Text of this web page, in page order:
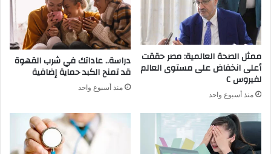
ممثل الصحة العالمية: مصر حققت
أعلى انخفاض على مستوى العالم
لفيروس C
منذ أسبوع واحد
دراسة.. عاداتك في شرب القهوة
قد تمنح الكبد حماية إضافية
منذ أسبوع واحد